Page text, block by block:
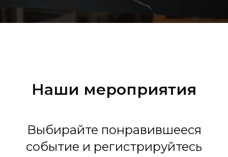
Наши мероприятия
Выбирайте понравившееся
событие и регистрируйтесь